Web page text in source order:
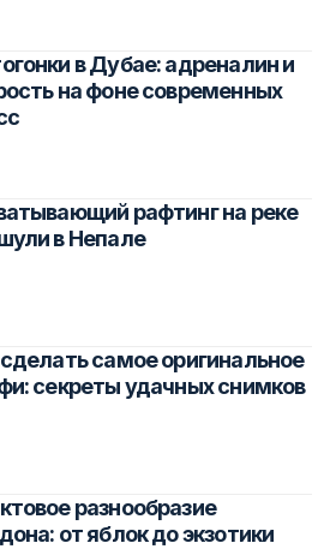
в Дубае: адреналин и
на фоне современных
рафтинг на реке
в Непале
самое оригинальное
секреты удачных снимков
разнообразие
от яблок до экзотики